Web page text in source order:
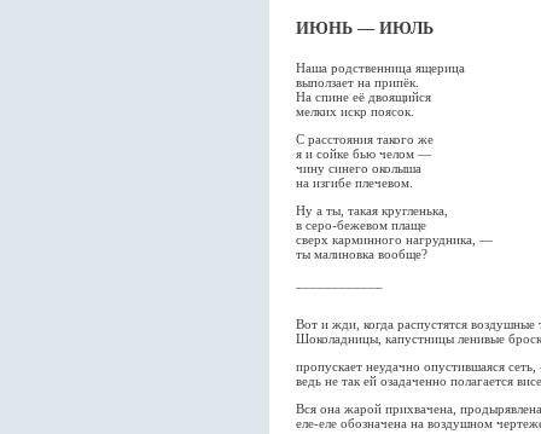
ИЮНЬ — ИЮЛЬ
Наша родственница ящерица
выползает на припёк.
На спине её двоящийся
мелких искр поясок.
С расстояния такого же
я и сойке бью челом —
чину синего околыша
на изгибе плечевом.
Ну а ты, такая кругленька,
в серо-бежевом плаще
сверх карминного нагрудника, —
ты малиновка вообще?
Вот и жди, когда распустятся воздушные
Шоколадницы, капустницы ленивые
пропускает неудачно опустившаяся
ведь не так ей озадаченно полагается
Вся она жарой прихвачена,
еле-еле обозначена на воздушном